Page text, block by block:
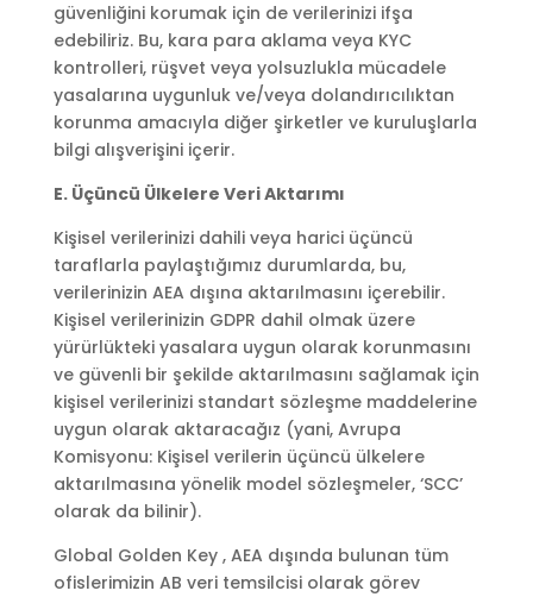
güvenliğini korumak için de verilerinizi ifşa
edebiliriz. Bu, kara para aklama veya KYC
kontrolleri, rüşvet veya yolsuzlukla mücadele
yasalarına uygunluk ve/veya dolandırıcılıktan
korunma amacıyla diğer şirketler ve kuruluşlarla
bilgi alışverişini içerir.
E. Üçüncü Ülkelere Veri Aktarımı
Kişisel verilerinizi dahili veya harici üçüncü
taraflarla paylaştığımız durumlarda, bu,
verilerinizin AEA dışına aktarılmasını içerebilir.
Kişisel verilerinizin GDPR dahil olmak üzere
yürürlükteki yasalara uygun olarak korunmasını
ve güvenli bir şekilde aktarılmasını sağlamak için
kişisel verilerinizi standart sözleşme maddelerine
uygun olarak aktaracağız (yani, Avrupa
Komisyonu: Kişisel verilerin üçüncü ülkelere
aktarılmasına yönelik model sözleşmeler, ‘SCC’
olarak da bilinir).
Global Golden Key , AEA dışında bulunan tüm
ofislerimizin AB veri temsilcisi olarak görev